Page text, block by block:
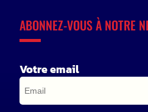
ABONNEZ-VOUS À NOTRE
Votre email